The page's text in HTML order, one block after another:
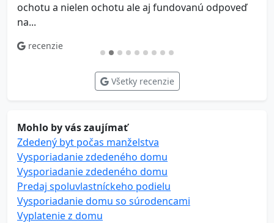
ochotu a nielen ochotu ale aj fundovanú odpoveď
na...
recenzie
Všetky recenzie
Mohlo by vás zaujímať
Zdedený byt počas manželstva
Vysporiadanie zdedeného domu
Vysporiadanie zdedeného domu
Predaj spoluvlastníckeho podielu
Vysporiadanie domu so súrodencami
Vyplatenie z domu